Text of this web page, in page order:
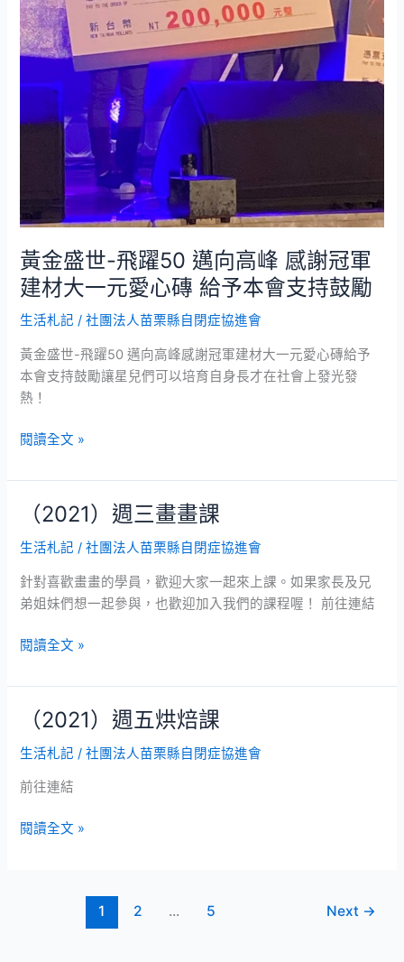
黃金盛世-飛躍50 邁向高峰 感謝冠軍
建材大一元愛心磚 給予本會支持鼓勵
生活札記 /社團法人苗栗縣自閉症協進會
黃金盛世-飛躍50 邁向高峰感謝冠軍建材大一元愛心磚給予
本會支持鼓勵讓星兒們可以培育自身長才在社會上發光發
熱！
謝
冠
軍
大
磚
給
予
本
會
持
鼓
勵
閱讀全文 »
（2021）週三畫畫課
生活札記 /社團法人苗栗縣自閉症協進會
針對喜歡畫畫的學員，歡迎大家一起來上課。如果家長及兄
弟姐妹們想一起參與，也歡迎加入我們的課程喔！ 前往連結
（2021）
三
畫
畫
閱讀全文 »
（2021）週五烘焙課
生活札記 /社團法人苗栗縣自閉症協進會
前往連結
（2021）
五
烘
課
閱讀全文 »
1 2 ... 5 Next →